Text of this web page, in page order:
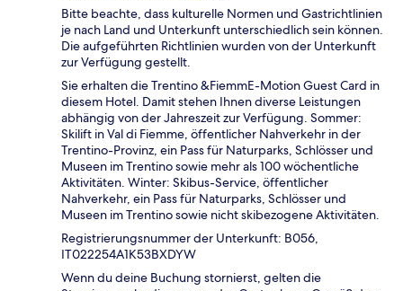
Bitte beachte, dass kulturelle Normen und Gastrichtlinien
je nach Land und Unterkunft unterschiedlich sein können.
Die aufgeführten Richtlinien wurden von der Unterkunft
zur Verfügung gestellt.
Sie erhalten die Trentino &FiemmE-Motion Guest Card in
diesem Hotel. Damit stehen Ihnen diverse Leistungen
abhängig von der Jahreszeit zur Verfügung. Sommer:
Skilift in Val di Fiemme, öffentlicher Nahverkehr in der
Trentino-Provinz, ein Pass für Naturparks, Schlösser und
Museen im Trentino sowie mehr als 100 wöchentliche
Aktivitäten. Winter: Skibus-Service, öffentlicher
Nahverkehr, ein Pass für Naturparks, Schlösser und
Museen im Trentino sowie nicht skibezogene Aktivitäten.
Registrierungsnummer der Unterkunft: B056,
IT022254A1K53BXDYW
Wenn du deine Buchung stornierst, gelten die